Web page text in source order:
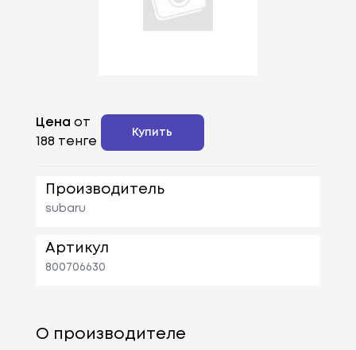
Цена от
188 тенге
Купить
Производитель
subaru
Артикул
800706630
О производителе